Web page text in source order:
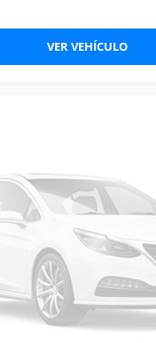
VER VEHÍCULO